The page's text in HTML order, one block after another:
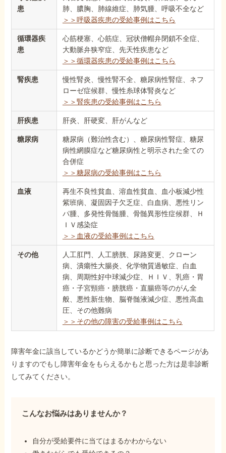
患
肺、膿胸、肺線維症、肺気腫、呼吸不全など
＞＞呼吸器疾患の受給事例はこちら
循環器疾
患
心筋梗塞、心筋症、冠状僧帽弁閉鎖不全症、
大動脈弁狭窄症、先天性疾患など
＞＞循環器疾患の受給事例はこちら
腎疾患
慢性腎炎、慢性腎不全、糖尿病性腎症、ネフ
ローゼ症候群、慢性糸球体腎炎など
＞＞腎疾患の受給事例はこちら
肝疾患 肝炎、肝硬変、肝がんなど
糖尿病
糖尿病（難治性含む）、糖尿病性腎症、糖尿
病性網膜症など糖尿病性と明示された全ての
合併症
＞＞糖尿病の受給事例はこちら
血液
再生不良性貧血、溶血性貧血、血小板減少性
紫班病、凝固因子欠乏症、白血病、悪性リン
パ腫、多発性骨髄腫、骨髄異形性症候群、Ｈ
ＩＶ感染症
＞＞血液の受給事例はこちら
その他
人工肛門、人工膀胱、尿路変更、クローン
病、潰瘍性大腸炎、化学物質過敏症、白血
病、周期性好中球減少症、ＨＩＶ、乳癌・胃
癌・子宮頸癌・膀胱癌・直腸癌等のがん全
般、悪性新生物、脳脊髄液減少症、悪性高血
圧、その他難病
＞＞その他の障害の受給事例はこちら
障害年金に該当しているかどうか簡単に診断できるページがあ
りますのでもし障害年金をもらえるかもと思った方は是非診断
してみてください。
こんなお悩みはありませんか？
自分が受給要件に当てはまるかわからない